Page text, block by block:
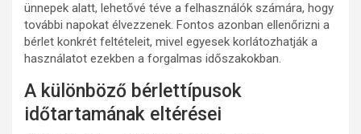
ünnepek alatt, lehetővé téve a felhasználók számára, hogy
további napokat élvezzenek. Fontos azonban ellenőrizni a
bérlet konkrét feltételeit, mivel egyesek korlátozhatják a
használatot ezekben a forgalmas időszakokban.
A különböző bérlettípusok
időtartamának eltérései